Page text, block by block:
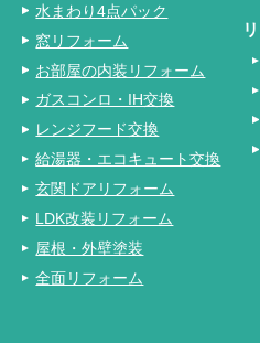
水まわり4点パック
窓リフォーム
お部屋の内装リフォーム
ガスコンロ・IH交換
レンジフード交換
給湯器・エコキュート交換
玄関ドアリフォーム
LDK改装リフォーム
屋根・外壁塗装
全面リフォーム